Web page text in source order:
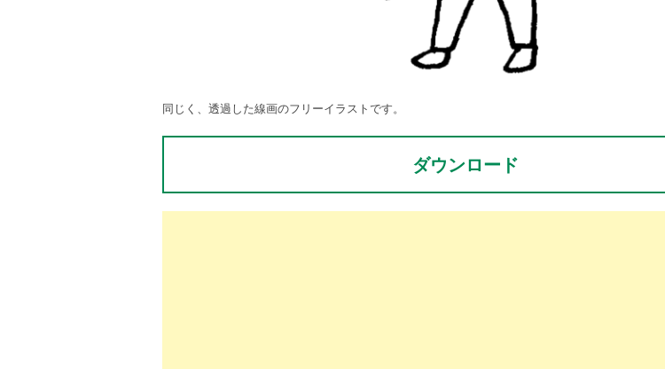
同じく、透過した線画のフリーイラストです。
ダウンロード